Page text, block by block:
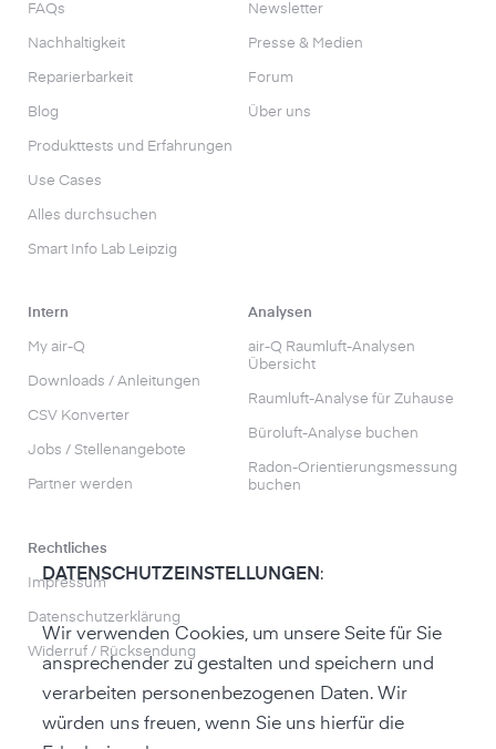
FAQs
Nachhaltigkeit
Reparierbarkeit
Blog
Produkttests und Erfahrungen
Use Cases
Alles durchsuchen
Smart Info Lab Leipzig
Newsletter
Presse & Medien
Forum
Über uns
Intern
My air-Q
Downloads / Anleitungen
CSV Konverter
Jobs / Stellenangebote
Partner werden
Analysen
air-Q Raumluft-Analysen
Übersicht
Raumluft-Analyse für Zuhause
Büroluft-Analyse buchen
Radon-Orientierungs­messung
buchen
Rechtliches
Impressum
Datenschutzerklärung
Widerruf / Rücksendung
DATENSCHUTZEINSTELLUNGEN :
Wir verwenden Cookies, um unsere Seite für Sie
ansprechender zu gestalten und speichern und
verarbeiten personenbezogenen Daten. Wir
würden uns freuen, wenn Sie uns hierfür die